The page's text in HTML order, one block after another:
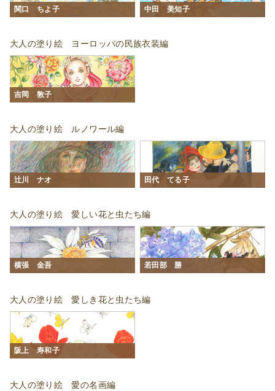
関口 ちよ子 中田 美知子
大人の塗り絵 ヨーロッパの民族衣装編
吉岡 敦子
大人の塗り絵 ルノワール編
辻󠄀川 ナオ 田代 てる子
大人の塗り絵 愛しい花と虫たち編
横張 金吾 若田部 勝
大人の塗り絵 愛しき花と虫たち編
阪上 寿和子
大人の塗り絵 愛の名画編